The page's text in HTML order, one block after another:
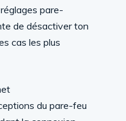
pare-
de désactiver ton
cas les plus
du pare-feu